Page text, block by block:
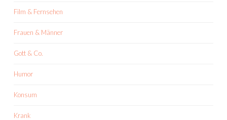
Film & Fernsehen
Frauen & Männer
Gott & Co.
Humor
Konsum
Krank